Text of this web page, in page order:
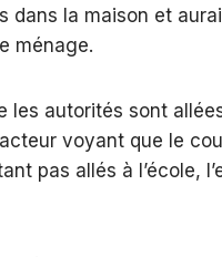
dans la maison et
ménage.
les autorités sont
voyant que le
pas allés à l’école,